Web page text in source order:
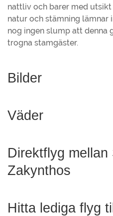
nattliv och barer med
natur och stämning lämnar
nog ingen slump att denna
trogna stamgäster.
Bilder
Väder
Direktflyg mellan
Zakynthos
Hitta lediga flyg